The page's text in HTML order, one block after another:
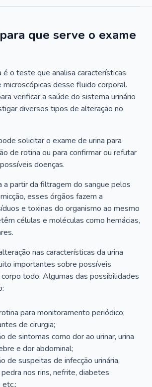
que serve o exame
é o teste que analisa características
microscópicas desse fluido corporal.
verificar a saúde do sistema urinário
diversos tipos de alteração no
solicitar o exame de urina para
de rotina ou para confirmar ou refutar
doenças.
a partir da filtragem do sangue pelos
esses órgãos fazem a
e toxinas do organismo ao mesmo
células e moléculas como hemácias,
nas características da urina
importantes sobre possíveis
todo. Algumas das possibilidades
para monitoramento periódico;
de cirurgia;
de sintomas como dor ao urinar, urina
e dor abdominal;
de suspeitas de infecção urinária,
nos rins, nefrite, diabetes